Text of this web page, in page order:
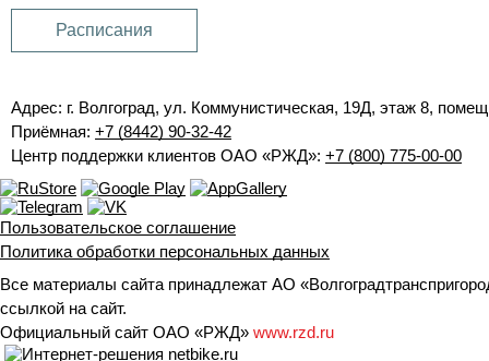
Расписания
Адрес: г. Волгоград, ул. Коммунистическая, 19Д, этаж 8,
Приёмная: +7 (8442) 90-32-42
Центр поддержки клиентов ОАО «РЖД»: +7 (800) 775-00-00
Пользовательское соглашение
Политика обработки персональных данных
Все материалы сайта принадлежат АО
ссылкой на сайт.
Официальный сайт ОАО «РЖД» www.rzd.ru